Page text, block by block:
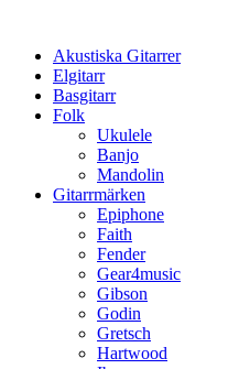
innehållAkustiska Gitarrer
Elgitarr
Basgitarr
Folk
Ukulele
Banjo
Mandolin
Gitarrmärken
Epiphone
Faith
Fender
Gear4music
Gibson
Godin
Gretsch
Hartwood